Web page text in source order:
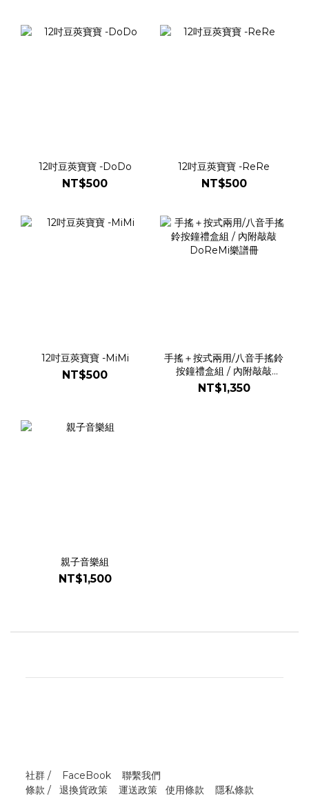
12吋豆莢寶寶 -DoDo
NT$500
12吋豆莢寶寶 -ReRe
NT$500
12吋豆莢寶寶 -MiMi
NT$500
手搖＋按式兩用/八音手搖鈴
按鐘禮盒組 / 內附敲敲
DoReMi樂譜冊
NT$1,350
親子音樂組
NT$1,500
社群 / FaceBook
聯繫我們
條款 / 退換貨政策 運送政策 使用條款 隱私條款